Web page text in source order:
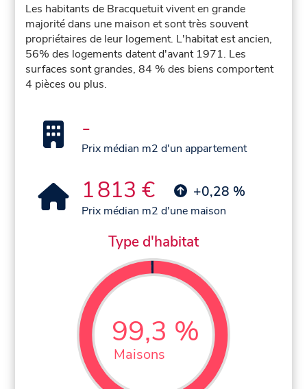
Les habitants de Bracquetuit vivent en grande
majorité dans une maison et sont très souvent
propriétaires de leur logement. L'habitat est ancien,
56% des logements datent d'avant 1971. Les
surfaces sont grandes, 84 % des biens comportent
4 pièces ou plus.
-
Prix médian m2 d'un appartement
1 813 € +0,28 %
Prix médian m2 d'une maison
Type d'habitat
99,3 %
Maisons